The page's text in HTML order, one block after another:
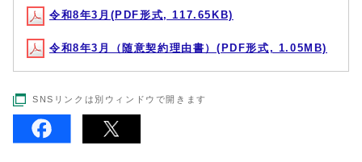
令和8年3月(PDF形式, 117.65KB)
令和8年3月（随意契約理由書）(PDF形式, 1.05MB)
SNSリンクは別ウィンドウで開きます